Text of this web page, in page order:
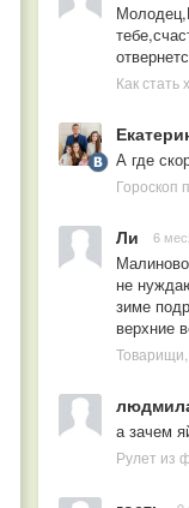
Как стать
А где
Гороскоп
Ли 6
не
зиме
верхние
а зачем
Рулет из